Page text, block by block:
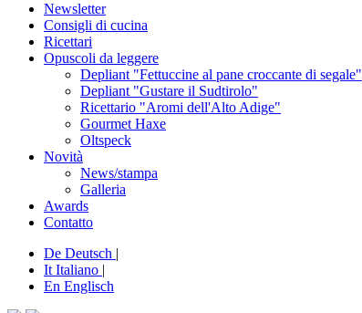
Newsletter
Consigli di cucina
Ricettari
Opuscoli da leggere
Depliant "Fettuccine al pane croccante di segale"
Depliant "Gustare il Sudtirolo"
Ricettario "Aromi dell'Alto Adige"
Gourmet Haxe
Oltspeck
Novità
News/stampa
Galleria
Awards
Contatto
De Deutsch |
It Italiano |
En Englisch